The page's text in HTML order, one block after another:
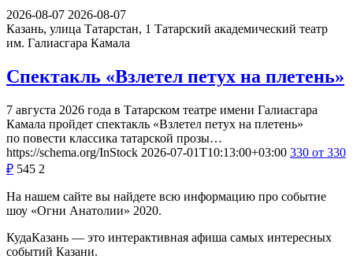
2026-08-07 2026-08-07
Казань, улица Татарстан, 1 Татарский академический театр
им. Галиасгара Камала
Спектакль «Взлетел петух на плетень»
7 августа 2026 года в Татарском театре имени Галиасгара
Камала пройдет спектакль «Взлетел петух на плетень»
по повести классика татарской прозы…
https://schema.org/InStock 2026-07-01T10:13:00+03:00 330 от 330
₽ 545 2
На нашем сайте вы найдете всю информацию про событие
шоу «Огни Анатолии» 2020.
КудаКазань — это интерактивная афиша самых интересных
событий Казани.